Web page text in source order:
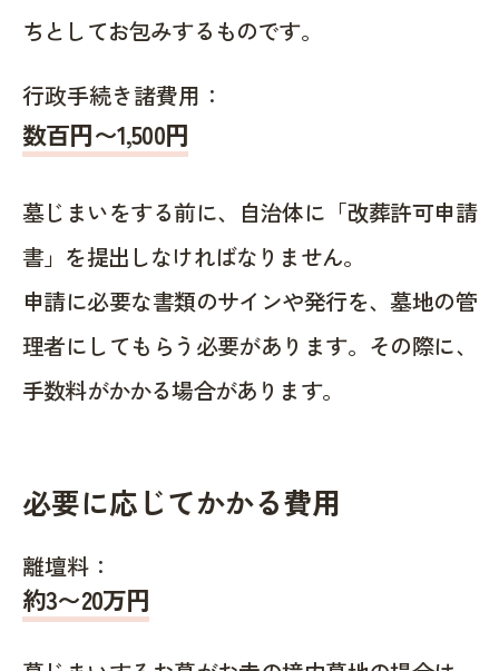
ちとしてお包みするものです。
行政手続き諸費用：
数百円〜1,500円
墓じまいをする前に、自治体に「改葬許可申請
書」を提出しなければなりません。
申請に必要な書類のサインや発行を、墓地の管
理者にしてもらう必要があります。その際に、
手数料がかかる場合があります。
必要に応じてかかる費用
離壇料：
約3〜20万円